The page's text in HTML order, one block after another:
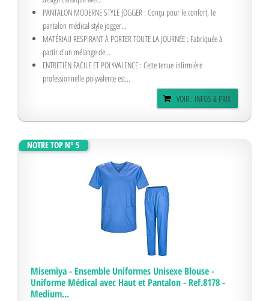
PANTALON MODERNE STYLE JOGGER : Conçu pour le confort, le
pantalon médical style jogger...
MATÉRIAU RESPIRANT À PORTER TOUTE LA JOURNÉE : Fabriquée à
partir d'un mélange de...
ENTRETIEN FACILE ET POLYVALENCE : Cette tenue infirmière
professionnelle polyvalente est...
VOIR : INFOS & PRIX
NOTRE TOP N° 5
Misemiya - Ensemble Uniformes Unisexe Blouse -
Uniforme Médical avec Haut et Pantalon - Ref.8178 -
Medium...